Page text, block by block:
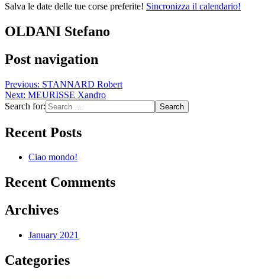
Salva le date delle tue corse preferite! Sincronizza il calendario!
OLDANI Stefano
Post navigation
Previous: STANNARD Robert
Next: MEURISSE Xandro
Search for:
Recent Posts
Ciao mondo!
Recent Comments
Archives
January 2021
Categories